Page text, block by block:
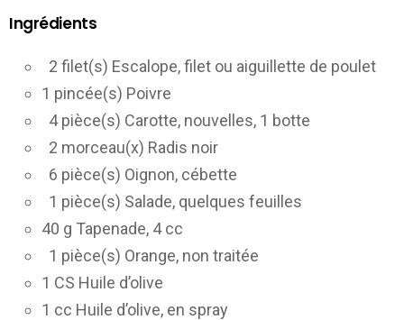
Ingrédients
2 filet(s) Escalope, filet ou aiguillette de poulet
1 pincée(s) Poivre
4 pièce(s) Carotte, nouvelles, 1 botte
2 morceau(x) Radis noir
6 pièce(s) Oignon, cébette
1 pièce(s) Salade, quelques feuilles
40 g Tapenade, 4 cc
1 pièce(s) Orange, non traitée
1 CS Huile d’olive
1 cc Huile d’olive, en spray